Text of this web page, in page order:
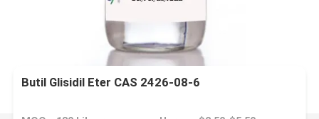
Butil Glisidil Eter CAS 2426-08-6